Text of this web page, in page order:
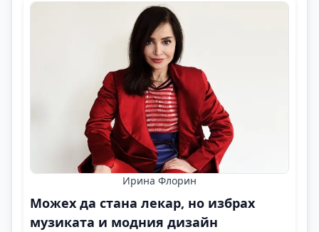
Ирина Флорин
Можех да стана лекар, но избрах
музиката и модния дизайн